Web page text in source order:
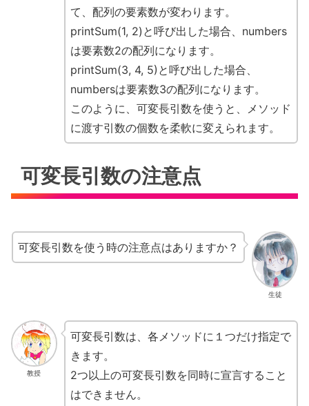
て、配列の要素数が変わります。
printSum(1, 2)と呼び出した場合、numbers
は要素数2の配列になります。
printSum(3, 4, 5)と呼び出した場合、
numbersは要素数3の配列になります。
このように、可変長引数を使うと、メソッド
に渡す引数の個数を柔軟に変えられます。
可変長引数の注意点
生徒
可変長引数を使う時の注意点はありますか？
教授
可変長引数は、各メソッドに１つだけ指定で
きます。
2つ以上の可変長引数を同時に宣言すること
はできません。